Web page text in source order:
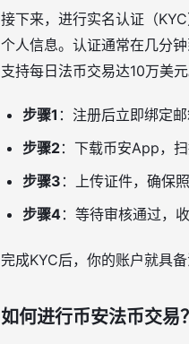
接下来，进行实名认证（
个人信息。认证通常在几分
支持每日法币交易达10万美元
步骤1 ：注册后立即绑定
步骤2：下载币安App，扫
步骤3 ：上传证件，确保
步骤4：等待审核通过，
完成KYC后，你的账户就具
如何进行币安法币交易